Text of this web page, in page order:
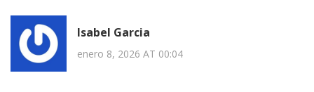
Isabel Garcia
enero 8, 2026 AT 00:04